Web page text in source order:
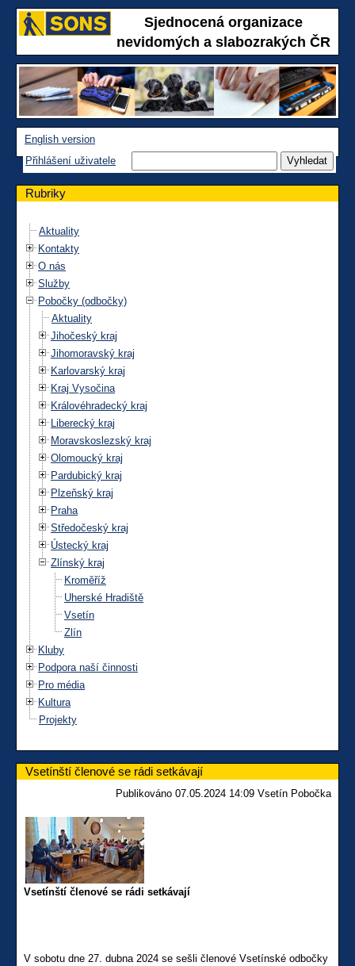
Sjednocená organizace
nevidomých a slabozrakých ČR
English version
Přihlášení uživatele
Rubriky
Aktuality
Kontakty
O nás
Služby
Pobočky (odbočky)
Aktuality
Jihočeský kraj
Jihomoravský kraj
Karlovarský kraj
Kraj Vysočina
Královéhradecký kraj
Liberecký kraj
Moravskoslezský kraj
Olomoucký kraj
Pardubický kraj
Plzeňský kraj
Praha
Středočeský kraj
Ústecký kraj
Zlínský kraj
Kroměříž
Uherské Hradiště
Vsetín
Zlín
Kluby
Podpora naší činnosti
Pro média
Kultura
Projekty
Vsetínští členové se rádi setkávají
Publikováno 07.05.2024 14:09 Vsetín Pobočka
Vsetínští členové se rádi setkávají
V sobotu dne 27. dubna 2024 se sešli členové Vsetínské odbočky